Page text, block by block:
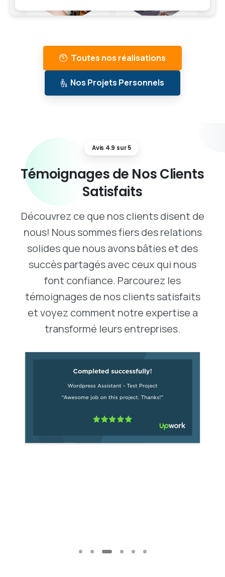
Toutes nos réalisations
Nos Projets Personnels
Avis 4.9 sur 5
Témoignagesde NosClients
Satisfaits
Découvrez ce que nos clients disent de
nous! Nous sommes fiers des relations
solides que nous avons bâties et des
succès partagés avec ceux qui nous
font confiance. Parcourez les
témoignages de nos clients satisfaits
et voyez comment notre expertise a
transformé leurs entreprises.